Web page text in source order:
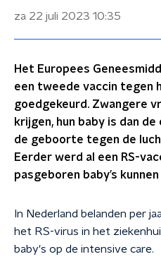
za 22 juli 2023 10:35
Het Europees
een tweede vaccin tegen
goedgekeurd. Zwangere
krijgen, hun baby is dan
de geboorte tegen de
Eerder werd al een RS-
pasgeboren baby’s
In Nederland belanden per
het RS-virus in het
baby's op de intensive care.